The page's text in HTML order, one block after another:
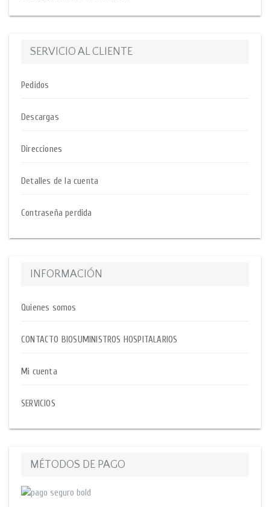
SERVICIO AL CLIENTE
Pedidos
Descargas
Direcciones
Detalles de la cuenta
Contraseña perdida
INFORMACIÓN
Quienes somos
CONTACTO BIOSUMINISTROS HOSPITALARIOS
Mi cuenta
SERVICIOS
MÉTODOS DE PAGO